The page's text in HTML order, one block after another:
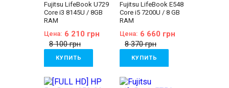
процессора: 4
Процессор: Intel®
Core™ i5-8350U
Processor 6M Cache,
up to 3.60 GHz
Поколение
i5 - 8gen
Видеокарта: Intel®
UHD Graphics 620
Оперативная Память:
процессора: 4
Процессор: Intel®
Core™ i5-8350U
Processor 6M Cache,
up to 3.60 GHz
Поколение
i5 - 8gen
Видеокарта: Intel®
UHD Graphics 620
Оперативная Память:
Fujitsu LifeBook U729
Core i3 8145U / 8GB
RAM
Цена: 6 210 грн
8 100 грн
КУПИТЬ
Линейка:
Fujitsu
Fujitsu LifeBook E548
Core i5 7200U / 8 GB
RAM
Цена: 6 660 грн
8 370 грн
КУПИТЬ
Линейка: Fujitsu